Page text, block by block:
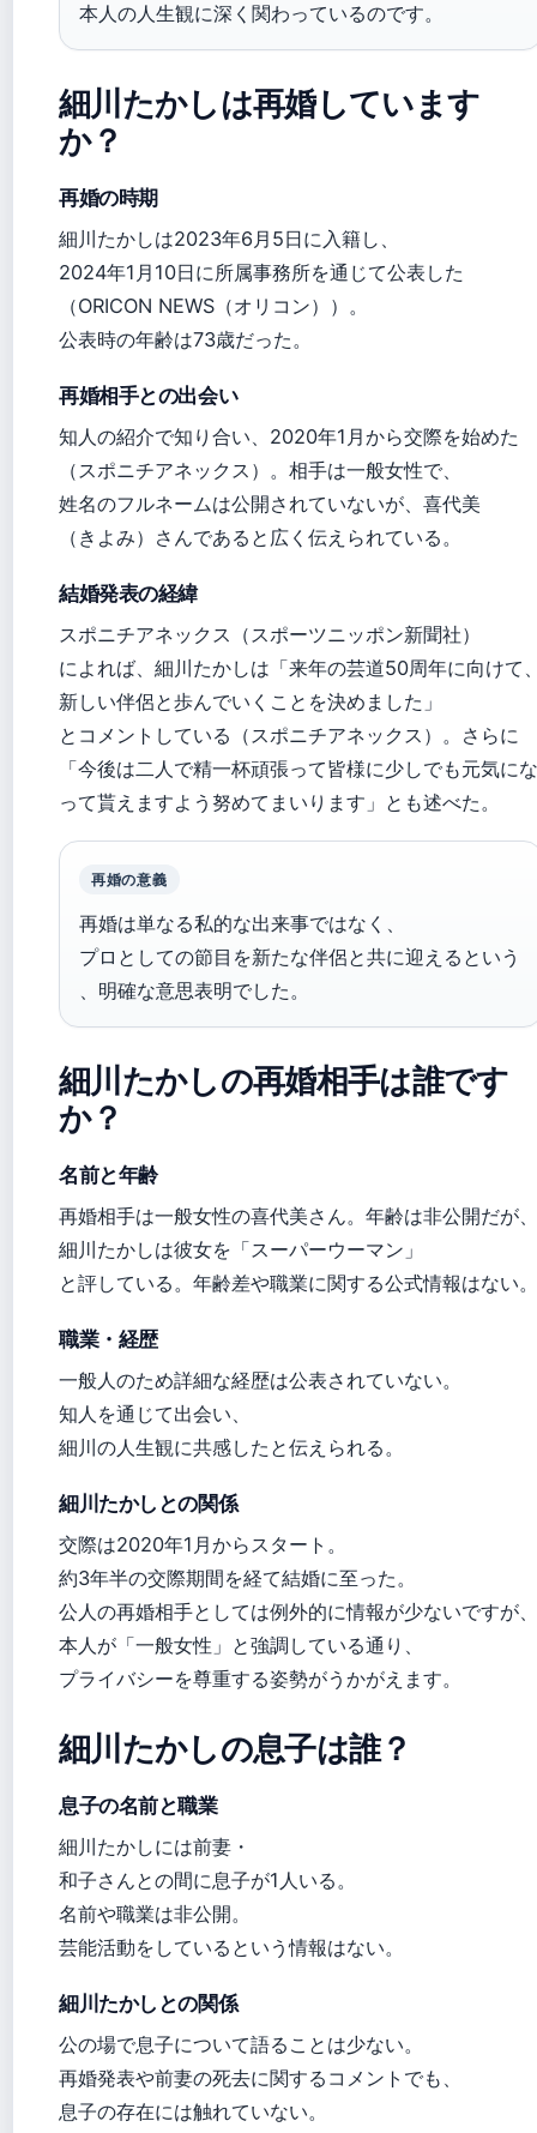
本人の人生観に深く関わっているのです。
細川たかしは再婚しています
か？
再婚の時期
細川たかしは2023年6月5日に入籍し、
2024年1月10日に所属事務所を通じて公表した
（ORICON NEWS（オリコン））。
公表時の年齢は73歳だった。
再婚相手との出会い
知人の紹介で知り合い、2020年1月から交際を始めた
（スポニチアネックス）。相手は一般女性で、
姓名のフルネームは公開されていないが、喜代美
（きよみ）さんであると広く伝えられている。
結婚発表の経緯
スポニチアネックス（スポーツニッポン新聞社）
によれば、細川たかしは「来年の芸道50周年に向けて
新しい伴侶と歩んでいくことを決めました」
とコメントしている（スポニチアネックス）。さらに
「今後は二人で精一杯頑張って皆様に少しでも元気にな
って貰えますよう努めてまいります」とも述べた。
再婚の意義
再婚は単なる私的な出来事ではなく、
プロとしての節目を新たな伴侶と共に迎えるという
、明確な意思表明でした。
細川たかしの再婚相手は誰です
か？
名前と年齢
再婚相手は一般女性の喜代美さん。年齢は非公開だが、
細川たかしは彼女を「スーパーウーマン」
と評している。年齢差や職業に関する公式情報はない。
職業・経歴
一般人のため詳細な経歴は公表されていない。
知人を通じて出会い、
細川の人生観に共感したと伝えられる。
細川たかしとの関係
交際は2020年1月からスタート。
約3年半の交際期間を経て結婚に至った。
公人の再婚相手としては例外的に情報が少ないですが、
本人が「一般女性」と強調している通り、
プライバシーを尊重する姿勢がうかがえます。
細川たかしの息子は誰？
息子の名前と職業
細川たかしには前妻・
和子さんとの間に息子が1人いる。
名前や職業は非公開。
芸能活動をしているという情報はない。
細川たかしとの関係
公の場で息子について語ることは少ない。
再婚発表や前妻の死去に関するコメントでも、
息子の存在には触れていない。